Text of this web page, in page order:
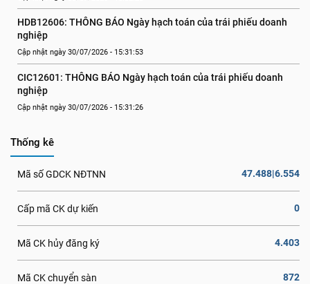
HDB12606: THÔNG BÁO Ngày hạch toán của trái phiếu doanh
nghiệp
Cập nhật ngày 30/07/2026 - 15:31:53
CIC12601: THÔNG BÁO Ngày hạch toán của trái phiếu doanh
nghiệp
Cập nhật ngày 30/07/2026 - 15:31:26
Thống kê
Mã số GDCK NĐTNN 47.488|6.554
Cấp mã CK dự kiến 0
Mã CK hủy đăng ký 4.403
Mã CK chuyển sàn 872